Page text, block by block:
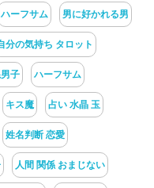
ハーフサム 男に好かれる男
分の気持ち タロット
子 ハーフサム
キス魔 占い 水晶 玉
姓名判断 恋愛
人間 関係 おまじない